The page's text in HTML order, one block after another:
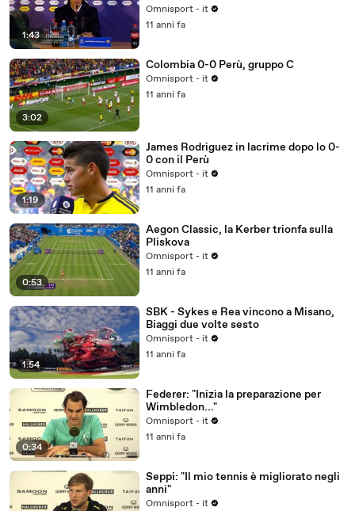
1:43
Omnisport - it
11 anni fa
3:02
Colombia 0-0 Perù, gruppo C
Omnisport - it
11 anni fa
1:19
James Rodriguez in lacrime dopo lo 0-
0 con il Perù
Omnisport - it
11 anni fa
0:53
Aegon Classic, la Kerber trionfa sulla
Pliskova
Omnisport - it
11 anni fa
1:54
SBK - Sykes e Rea vincono a Misano,
Biaggi due volte sesto
Omnisport - it
11 anni fa
0:34
Federer: "Inizia la preparazione per
Wimbledon..."
Omnisport - it
11 anni fa
Seppi: "Il mio tennis è migliorato negli
anni"
Omnisport - it